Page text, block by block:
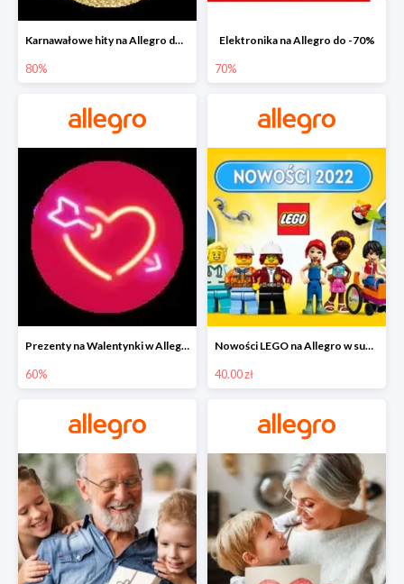
Karnawałowe hity na Allegro do -80%
80%
Elektronika na Allegro do -70%
70%
Prezenty na Walentynki w Allegro do -60%
60%
Nowości LEGO na Allegro w super cenach od 40 zł
40.00 zł